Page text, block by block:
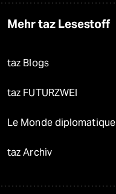
Mehr taz Lesestoff
taz Blogs
taz FUTURZWEI
Le Monde diplomatique
taz Archiv